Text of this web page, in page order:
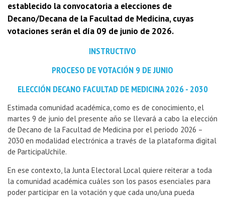
establecido la convocatoria a elecciones de
Decano/Decana de la Facultad de Medicina, cuyas
votaciones serán el día 09 de junio de 2026.
INSTRUCTIVO
PROCESO DE VOTACIÓN 9 DE JUNIO
ELECCIÓN DECANO FACULTAD DE MEDICINA 2026 - 2030
Estimada comunidad académica, como es de conocimiento, el
martes 9 de junio del presente año se llevará a cabo la elección
de Decano de la Facultad de Medicina por el periodo 2026 –
2030 en modalidad electrónica a través de la plataforma digital
de ParticipaUchile.
En ese contexto, la Junta Electoral Local quiere reiterar a toda
la comunidad académica cuáles son los pasos esenciales para
poder participar en la votación y que cada uno/una pueda